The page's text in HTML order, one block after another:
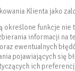
Klienta jako
funkcje nie
informacji na
ewentualnych
pojawiających się
ich